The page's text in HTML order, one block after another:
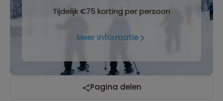
Tijdelijk €75 korting per persoon
Meer informatie
Pagina delen